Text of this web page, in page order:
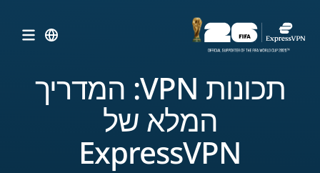
תכונות VPN: המדריך
המלא של
ExpressVPN